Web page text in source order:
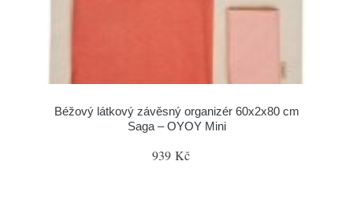
Béžový látkový závěsný organizér 60x2x80 cm
Saga – OYOY Mini
939 Kč